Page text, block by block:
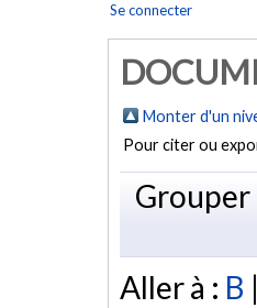
Se connecter
Monter d'un
Pour citer ou
Grouper
Aller à : B |